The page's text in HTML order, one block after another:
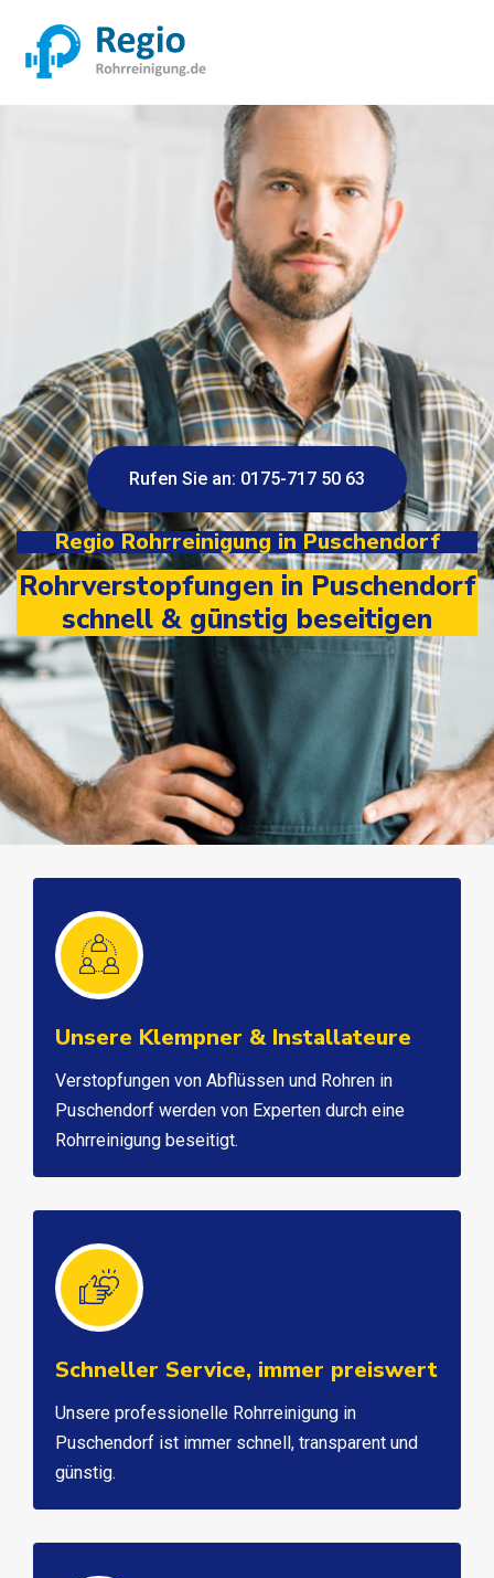
Rufen Sie an: 0175-717 50 63
Regio Rohrreinigung in Puschendorf
Rohrverstopfungen in Puschendorf
schnell & günstig beseitigen
Unsere Klempner & Installateure
Verstopfungen von Abflüssen und Rohren in
Puschendorf werden von Experten durch eine
Rohrreinigung beseitigt.
Schneller Service, immer preiswert
Unsere professionelle Rohrreinigung in
Puschendorf ist immer schnell, transparent und
günstig.